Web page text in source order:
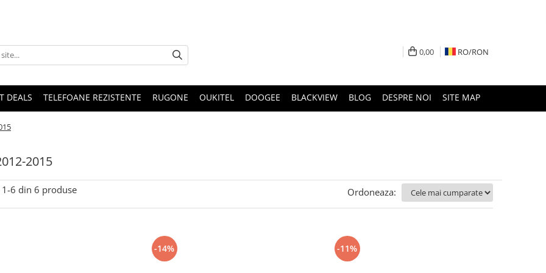
0,00 RO/RON
DEALS TELEFOANE REZISTENTE RUGONE OUKITEL DOOGEE BLACKVIEW BLOG DESPRE NOI SITE MAP
2015
1-6 din 6 produse Ordoneaza:
-14% -11%